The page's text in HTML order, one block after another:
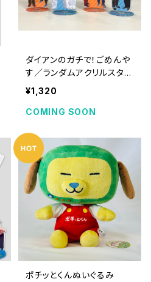
ダイアンのガチで！ごめんや
す／ランダムアクリルスタン
ド [受注期間：2026年8月3
1日(月)23:59まで]
¥1,320
COMING SOON
ポチッとくんぬいぐるみ